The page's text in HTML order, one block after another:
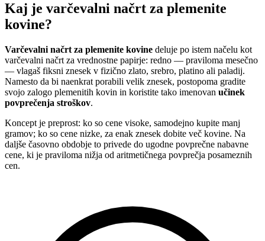
Kaj je varčevalni načrt za plemenite
kovine?
Varčevalni načrt za plemenite kovine deluje po istem načelu kot
varčevalni načrt za vrednostne papirje: redno — praviloma mesečno
— vlagaš fiksni znesek v fizično zlato, srebro, platino ali paladij.
Namesto da bi naenkrat porabili velik znesek, postopoma gradite
svojo zalogo plemenitih kovin in koristite tako imenovan učinek
povprečenja stroškov.
Koncept je preprost: ko so cene visoke, samodejno kupite manj
gramov; ko so cene nizke, za enak znesek dobite več kovine. Na
daljše časovno obdobje to privede do ugodne povprečne nabavne
cene, ki je praviloma nižja od aritmetičnega povprečja posameznih
cen.